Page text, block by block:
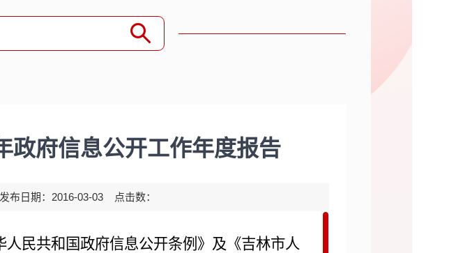
政府信息公开工作年度报告
发布日期：2016-03-03 点击数：
人民共和国政府信息公开条例》及《吉林市人